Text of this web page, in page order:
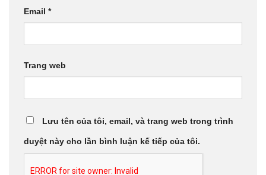
Email *
Trang web
Lưu tên của tôi, email, và trang web trong trình
duyệt này cho lần bình luận kế tiếp của tôi.